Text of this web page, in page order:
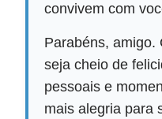
convivem com
Parabéns, amigo.
seja cheio de
pessoais e
mais alegria para